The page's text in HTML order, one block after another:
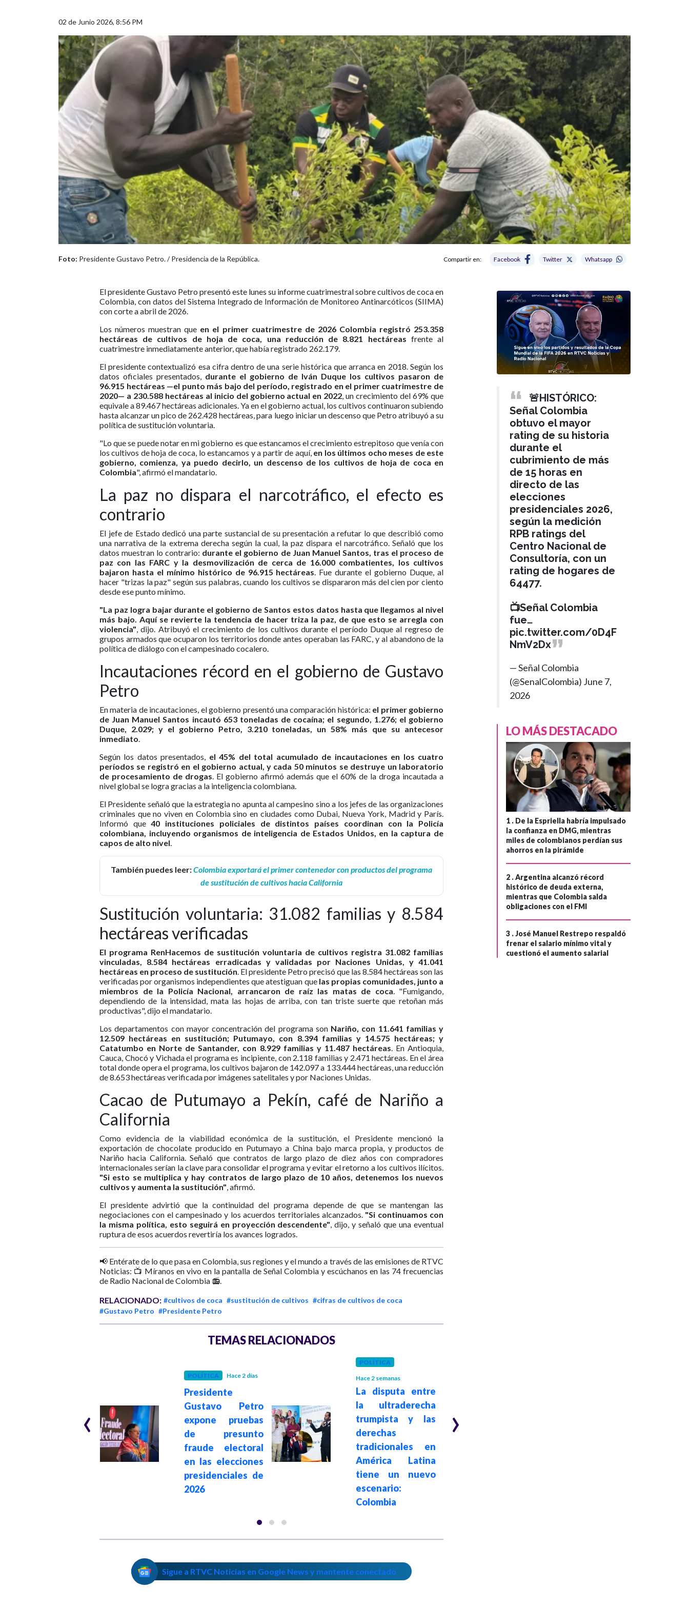
02 de Junio 2026, 8:56 PM
Foto: Presidente Gustavo Petro. / Presidencia de la República. Compartir en: Facebook Twitter Whatsapp
El presidente Gustavo Petro presentó este lunes su informe cuatrimestral sobre cultivos de coca en
Colombia, con datos del Sistema Integrado de Información de Monitoreo Antinarcóticos (SIIMA)
con corte a abril de 2026.
Los números muestran que en el primer cuatrimestre de 2026 Colombia registró 253.358
hectáreas de cultivos de hoja de coca, una reducción de 8.821 hectáreas frente al
cuatrimestre inmediatamente anterior, que había registrado 262.179.
El presidente contextualizó esa cifra dentro de una serie histórica que arranca en 2018. Según los
datos oficiales presentados, durante el gobierno de Iván Duque los cultivos pasaron de
96.915 hectáreas —el punto más bajo del período, registrado en el primer cuatrimestre de
2020— a 230.588 hectáreas al inicio del gobierno actual en 2022, un crecimiento del 69% que
equivale a 89.467 hectáreas adicionales. Ya en el gobierno actual, los cultivos continuaron subiendo
hasta alcanzar un pico de 262.428 hectáreas, para luego iniciar un descenso que Petro atribuyó a su
política de sustitución voluntaria.
"Lo que se puede notar en mi gobierno es que estancamos el crecimiento estrepitoso que venía con
los cultivos de hoja de coca, lo estancamos y a partir de aquí, en los últimos ocho meses de este
gobierno, comienza, ya puedo decirlo, un descenso de los cultivos de hoja de coca en
Colombia", afirmó el mandatario.
La paz no dispara el narcotráfico, el efecto es
contrario
El jefe de Estado dedicó una parte sustancial de su presentación a refutar lo que describió como
una narrativa de la extrema derecha según la cual, la paz dispara el narcotráfico. Señaló que los
datos muestran lo contrario: durante el gobierno de Juan Manuel Santos, tras el proceso de
paz con las FARC y la desmovilización de cerca de 16.000 combatientes, los cultivos
bajaron hasta el mínimo histórico de 96.915 hectáreas. Fue durante el gobierno Duque, al
hacer "trizas la paz" según sus palabras, cuando los cultivos se dispararon más del cien por ciento
desde ese punto mínimo.
"La paz logra bajar durante el gobierno de Santos estos datos hasta que llegamos al nivel
más bajo. Aquí se revierte la tendencia de hacer triza la paz, de que esto se arregla con
violencia", dijo. Atribuyó el crecimiento de los cultivos durante el período Duque al regreso de
grupos armados que ocuparon los territorios donde antes operaban las FARC, y al abandono de la
política de diálogo con el campesinado cocalero.
Incautaciones récord en el gobierno de Gustavo
Petro
En materia de incautaciones, el gobierno presentó una comparación histórica: el primer gobierno
de Juan Manuel Santos incautó 653 toneladas de cocaína; el segundo, 1.276; el gobierno
Duque, 2.029; y el gobierno Petro, 3.210 toneladas, un 58% más que su antecesor
inmediato.
Según los datos presentados, el 45% del total acumulado de incautaciones en los cuatro
períodos se registró en el gobierno actual, y cada 50 minutos se destruye un laboratorio
de procesamiento de drogas. El gobierno afirmó además que el 60% de la droga incautada a
nivel global se logra gracias a la inteligencia colombiana.
El Presidente señaló que la estrategia no apunta al campesino sino a los jefes de las organizaciones
criminales que no viven en Colombia sino en ciudades como Dubai, Nueva York, Madrid y París.
Informó que40 instituciones policiales de distintos países coordinan con la Policía
colombiana, incluyendo organismos de inteligencia de Estados Unidos, en la captura de
capos de alto nivel.
También puedes leer:Colombia exportará el primer contenedor con productos del programa
de sustitución de cultivos hacia California
Sustitución voluntaria: 31.082 familias y 8.584
hectáreas verificadas
El programa RenHacemos de sustitución voluntaria de cultivos registra 31.082 familias
vinculadas, 8.584 hectáreas erradicadas y validadas por Naciones Unidas, y 41.041
hectáreas en proceso de sustitución. El presidente Petro precisó que las 8.584 hectáreas son las
verificadas por organismos independientes que atestiguan que las propias comunidades, junto a
miembros de la Policía Nacional, arrancaron de raíz las matas de coca. "Fumigando,
dependiendo de la intensidad, mata las hojas de arriba, con tan triste suerte que retoñan más
productivas", dijo el mandatario.
Los departamentos con mayor concentración del programa son Nariño, con 11.641 familias y
12.509 hectáreas en sustitución; Putumayo, con 8.394 familias y 14.575 hectáreas; y
Catatumbo en Norte de Santander, con 8.929 familias y 11.487 hectáreas. En Antioquia,
Cauca, Chocó y Vichada el programa es incipiente, con 2.118 familias y 2.471 hectáreas. En el área
total donde opera el programa, los cultivos bajaron de 142.097 a 133.444 hectáreas, una reducción
de 8.653 hectáreas verificada por imágenes satelitales y por Naciones Unidas.
Cacao de Putumayo a Pekín, café de Nariño a
California
Como evidencia de la viabilidad económica de la sustitución, el Presidente mencionó la
exportación de chocolate producido en Putumayo a China bajo marca propia, y productos de
Nariño hacia California. Señaló que contratos de largo plazo de diez años con compradores
internacionales serían la clave para consolidar el programa y evitar el retorno a los cultivos ilícitos.
"Si esto se multiplica y hay contratos de largo plazo de 10 años, detenemos los nuevos
cultivos y aumenta la sustitución", afirmó.
El presidente advirtió que la continuidad del programa depende de que se mantengan las
negociaciones con el campesinado y los acuerdos territoriales alcanzados. "Si continuamos con
la misma política, esto seguirá en proyección descendente", dijo, y señaló que una eventual
ruptura de esos acuerdos revertiría los avances logrados.
📢 Entérate de lo que pasa en Colombia, sus regiones y el mundo a través de las emisiones de RTVC
Noticias: 📺 Míranos en vivo en la pantalla de Señal Colombia y escúchanos en las 74 frecuencias
de Radio Nacional de Colombia 📻.
RELACIONADO: #cultivos de coca #sustitución de cultivos #cifras de cultivos de coca
#Gustavo Petro #Presidente Petro
TEMAS RELACIONADOS
en Colombia
POLÍTICA Hace 2 días
Presidente
Gustavo Petro
expone pruebas
de presunto
fraude electoral
en las elecciones
presidenciales de
2026
POLÍTICA
Hace 2 semanas
La disputa entre
la ultraderecha
trumpista y las
derechas
tradicionales en
América Latina
tiene un nuevo
escenario:
Colombia
‹ ›
Sigue a RTVC Noticias en Google News y mantente conectado
🚨HISTÓRICO:
Señal Colombia
obtuvo el mayor
rating de su historia
durante el
cubrimiento de más
de 15 horas en
directo de las
elecciones
presidenciales 2026,
según la medición
RPB ratings del
Centro Nacional de
Consultoría, con un
rating de hogares de
64477.
📺Señal Colombia
fue…
pic.twitter.com/0D4F
NmV2Dx
— Señal Colombia
(@SenalColombia) June 7,
2026
LO MÁS DESTACADO
1 . De la Espriella habría impulsado
la confianza en DMG, mientras
miles de colombianos perdían sus
ahorros en la pirámide
2 .Argentina alcanzó récord
histórico de deuda externa,
mientras que Colombia salda
obligaciones con el FMI
3 .José Manuel Restrepo respaldó
frenar el salario mínimo vital y
cuestionó el aumento salarial